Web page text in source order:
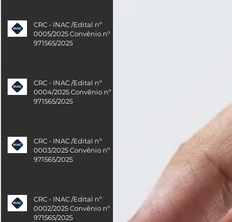
CRC - INAC /Edital nº
0005/2025 Convênio nº
971565/2025
CRC - INAC /Edital nº
0004/2025 Convênio nº
971565/2025
CRC - INAC /Edital nº
0003/2025 Convênio nº
971565/2025
CRC - INAC /Edital nº
0002/2025 Convênio nº
971565/2025